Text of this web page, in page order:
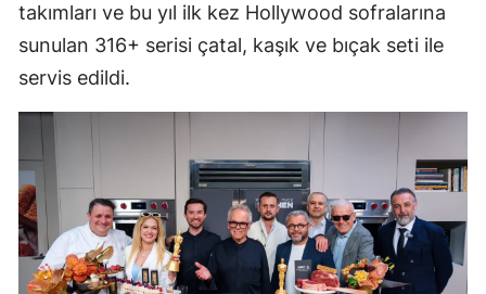
takımları ve bu yıl ilk kez Hollywood sofralarına
sunulan 316+ serisi çatal, kaşık ve bıçak seti ile
servis edildi.